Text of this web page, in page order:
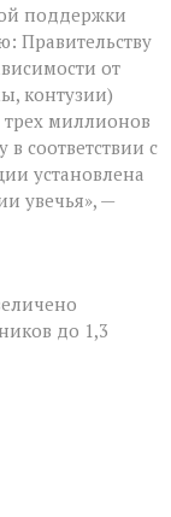
поддержки
Правительству
от
контузии)
миллионов
соответствии с
установлена
увечья», —
до 1,3